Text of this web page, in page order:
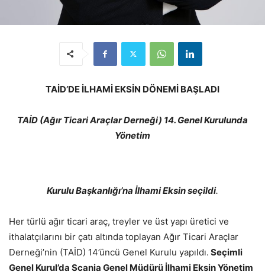
TAİD’DE İLHAMİ EKSİN DÖNEMİ BAŞLADI
TAİD (Ağır Ticari Araçlar Derneği) 14. Genel Kurulunda
Yönetim
Kurulu Başkanlığı’na İlhami Eksin seçildi.
Her türlü ağır ticari araç, treyler ve üst yapı üretici ve
ithalatçılarını bir çatı altında toplayan Ağır Ticari Araçlar
Derneği’nin (TAİD) 14’üncü Genel Kurulu yapıldı. Seçimli
Genel Kurul’da Scania Genel Müdürü İlhami Eksin Yönetim